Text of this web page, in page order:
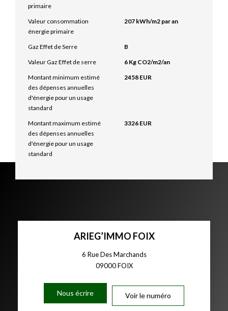
primaire
Valeur consommation
énergie primaire
207 kWh/m2 par an
Gaz Effet de Serre
B
Valeur Gaz Effet de serre
6 Kg CO2/m2/an
Montant minimum estimé
des dépenses annuelles
d'énergie pour un usage
standard
2458 EUR
Montant maximum estimé
des dépenses annuelles
d'énergie pour un usage
standard
3326 EUR
ARIEG’IMMO FOIX
6 Rue Des Marchands
09000FOIX
Nous écrire Voir le numéro